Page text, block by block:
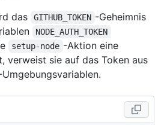
das GITHUB_TOKEN -Geheimnis
NODE_AUTH_TOKEN
setup-node -Aktion eine
verweist sie auf das Token aus
Umgebungsvariablen.